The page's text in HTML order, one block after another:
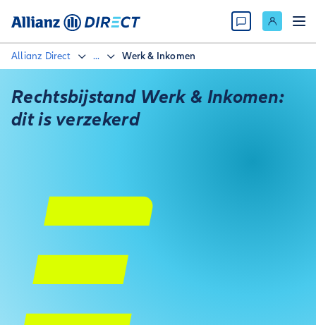
Allianz Direct ... Werk & Inkomen
Rechtsbijstand Werk & Inkomen:
dit is verzekerd